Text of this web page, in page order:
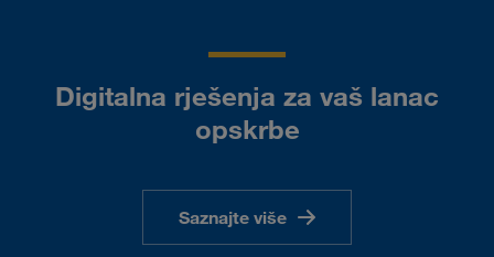
Digitalna rješenja za vaš lanac
opskrbe
Saznajte više